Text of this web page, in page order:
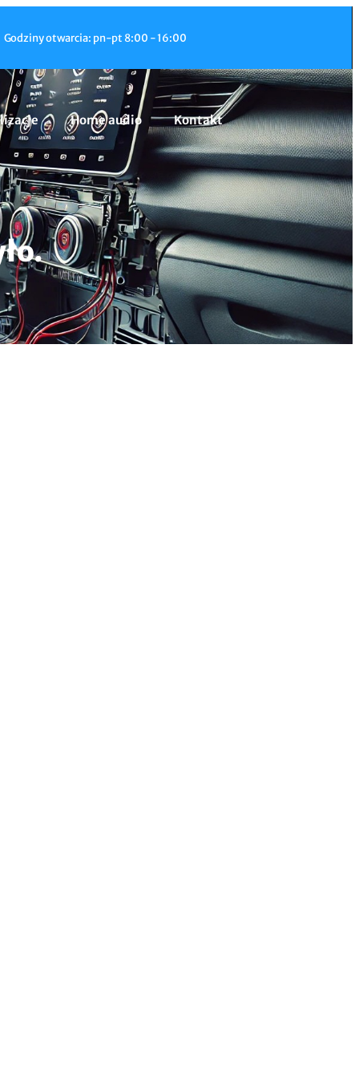
Godziny otwarcia: pn-pt 8:00 - 16:00
Home audio Kontakt